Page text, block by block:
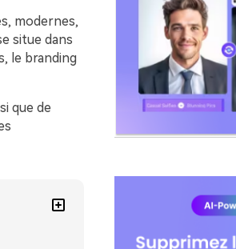
modernes,
situe dans
le branding
que de